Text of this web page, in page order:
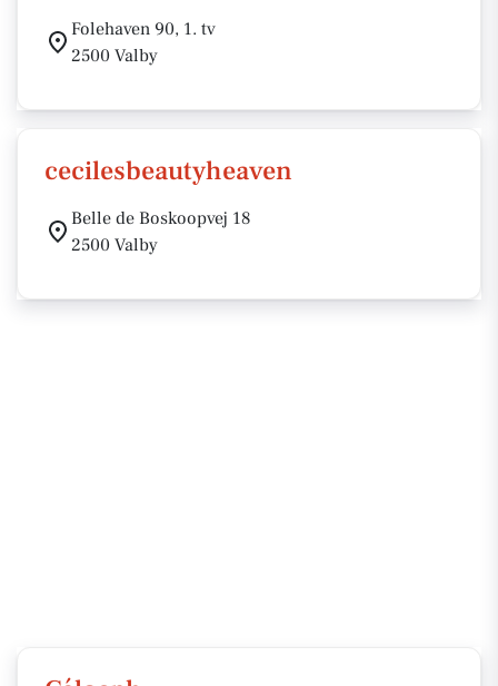
Folehaven 90, 1. tv
2500 Valby
cecilesbeautyheaven
Belle de Boskoopvej 18
2500 Valby